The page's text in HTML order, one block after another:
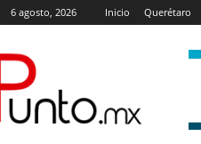
6 agosto, 2026 Inicio Querétaro
punto